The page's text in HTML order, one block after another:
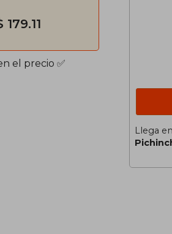
179.11
el precio ✅
Llega